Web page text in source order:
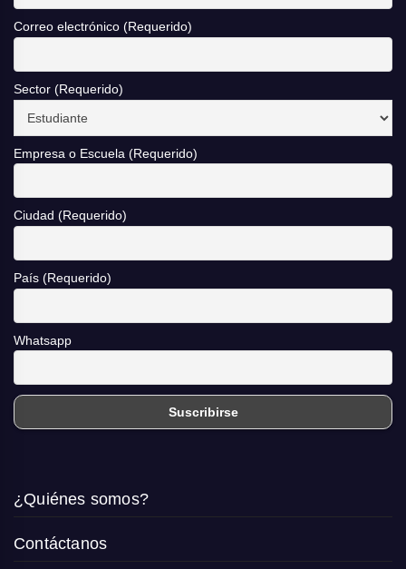
Correo electrónico (Requerido)
Sector (Requerido)
Empresa o Escuela (Requerido)
Ciudad (Requerido)
País (Requerido)
Whatsapp
¿Quiénes somos?
Contáctanos